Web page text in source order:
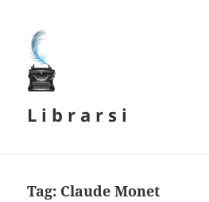
L i b r a r s i
Tag: Claude Monet